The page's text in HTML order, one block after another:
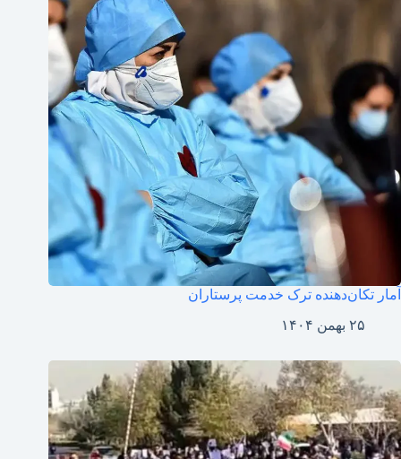
آمار تکان‌دهنده ترک خدمت پرستاران
۲۵ بهمن ۱۴۰۴